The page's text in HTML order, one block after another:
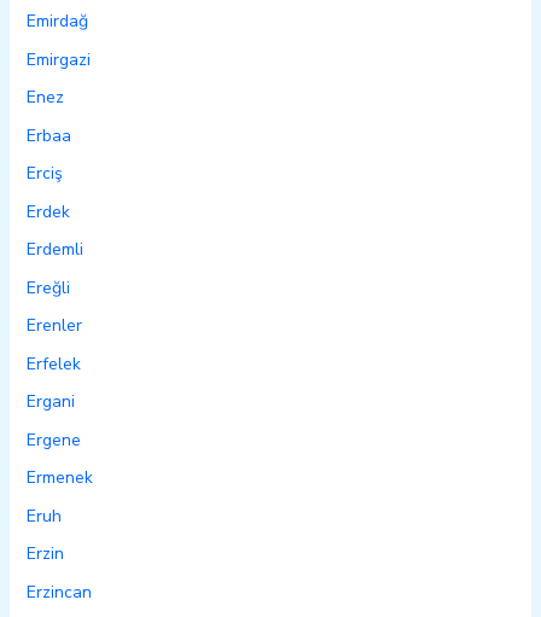
Emirdağ
Emirgazi
Enez
Erbaa
Erciş
Erdek
Erdemli
Ereğli
Erenler
Erfelek
Ergani
Ergene
Ermenek
Eruh
Erzin
Erzincan